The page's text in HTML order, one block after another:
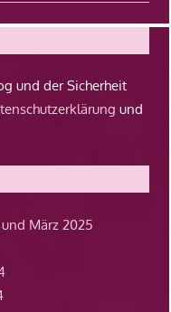
und der Sicherheit
und
März 2025